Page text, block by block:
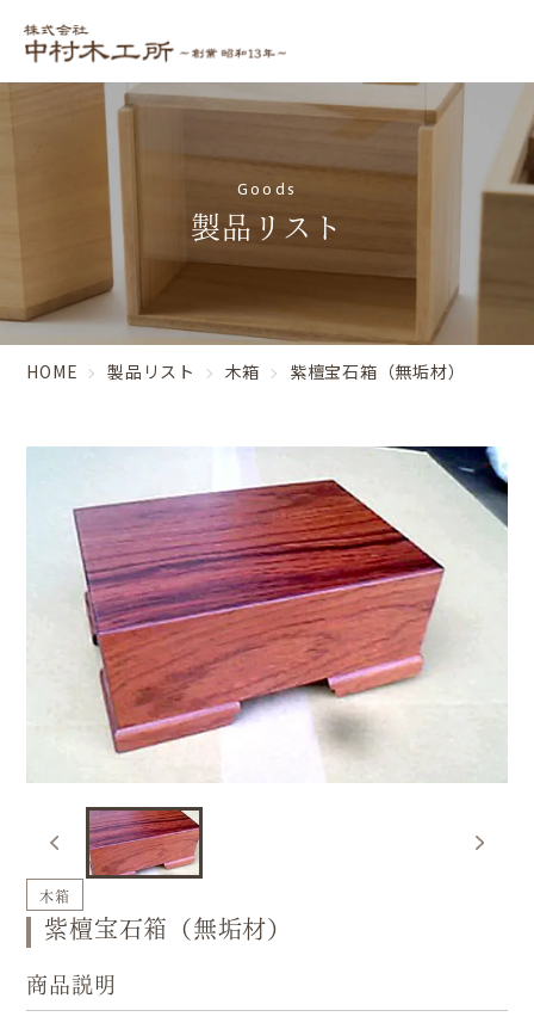
Goods
製品リスト
HOME 製品リスト 木箱 紫檀宝石箱（無垢材）
木箱
紫檀宝石箱（無垢材）
商品説明